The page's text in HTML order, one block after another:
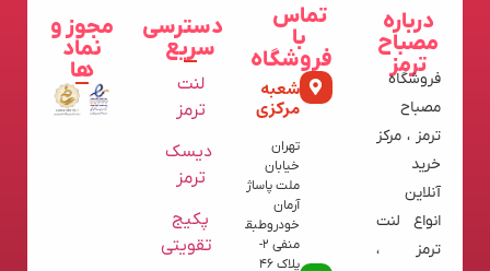
درباره
مصباح
ترمز
فروشگاه
مصباح
ترمز ، مرکز
خرید
آنلاین
انواع لنت
ترمز ،
تماس
با
فروشگاه
شعبه
مرکزی
تهران
خیابان
ملت پاساژ
آرمان
خودروطبقه
منفی 2-
پلاک 46
دسترسی
سریع
لنت
ترمز
دیسک
ترمز
پکیج
تقویتی
مجوز و
نماد
ها